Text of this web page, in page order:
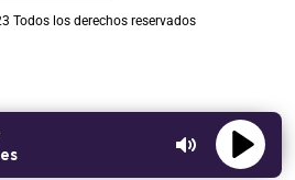
Todos los derechos reservados